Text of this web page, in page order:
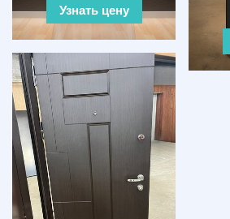
Узнать цену